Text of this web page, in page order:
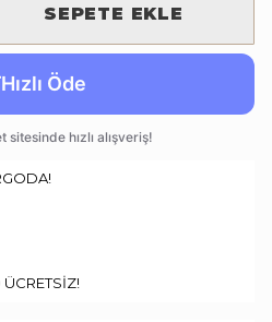
SEPETE EKLE